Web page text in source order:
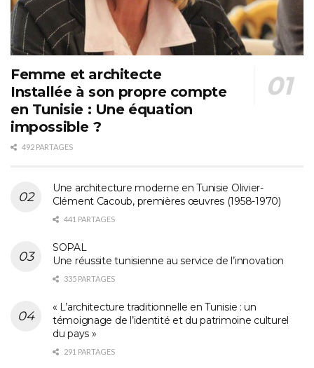
Femme et architecte
Installée à son propre compte
en Tunisie : Une équation
impossible ?
492 PARTAGES
Une architecture moderne en Tunisie Olivier-
Clément Cacoub, premières œuvres (1958-1970)
441 PARTAGES
SOPAL
Une réussite tunisienne au service de l’innovation
335 PARTAGES
« L’architecture traditionnelle en Tunisie : un
témoignage de l’identité et du patrimoine culturel
du pays »
291 PARTAGES